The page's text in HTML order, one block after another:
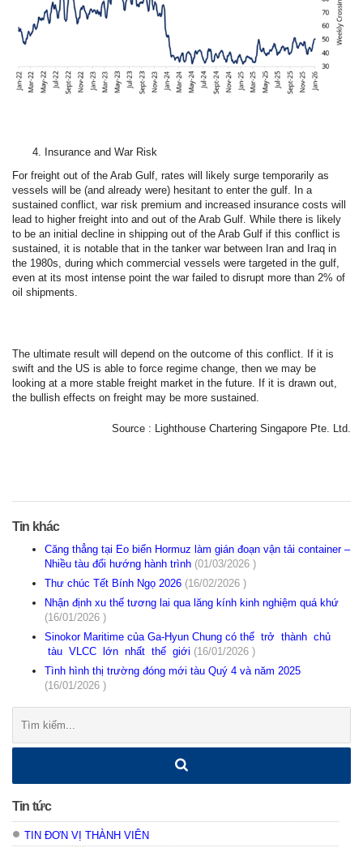
Insurance and War Risk
For freight out of the Arab Gulf, rates will likely surge temporarily as
vessels will be (and already were) hesitant to enter the gulf. In a
sustained conflict, war risk premium and increased insurance costs will
lead to higher freight into and out of the Arab Gulf. While there is likely
to be an initial decline in shipping out of the Arab Gulf if this conflict is
sustained, it is notable that in the tanker war between Iran and Iraq in
the 1980s, during which commercial vessels were targeted in the gulf,
even at its most intense point the war failed to disrupt more than 2% of
oil shipments.
The ultimate result will depend on the outcome of this conflict. If it is
swift and the US is able to force regime change, then we may be
looking at a more stable freight market in the future. If it is drawn out,
the bullish effects on freight may be more sustained.
Source : Lighthouse Chartering Singapore Pte. Ltd.
Tin khác
Căng thẳng tại Eo biển Hormuz làm gián đoạn vận tải container –
Nhiều tàu đổi hướng hành trình (01/03/2026 )
Thư chúc Tết Bính Ngọ 2026 (16/02/2026 )
Nhận định xu thế tương lai qua lăng kính kinh nghiệm quá khứ
(16/01/2026 )
Sinokor Maritime của Ga-Hyun Chung có thể trở thành chủ
tàu VLCC lớn nhất thế giới (16/01/2026 )
Tình hình thị trường đóng mới tàu Quý 4 và năm 2025
(16/01/2026 )
kiếm:
Tin tức
TIN ĐƠN VỊ THÀNH VIÊN